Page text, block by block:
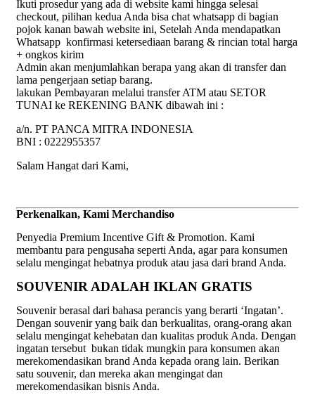
Ikuti prosedur yang ada di website kami hingga selesai
checkout, pilihan kedua Anda bisa chat whatsapp di bagian
pojok kanan bawah website ini, Setelah Anda mendapatkan
Whatsapp konfirmasi ketersediaan barang & rincian total harga
+ ongkos kirim
Admin akan menjumlahkan berapa yang akan di transfer dan
lama pengerjaan setiap barang.
lakukan Pembayaran melalui transfer ATM atau SETOR
TUNAI ke REKENING BANK dibawah ini :
a/n. PT PANCA MITRA INDONESIA
BNI : 0222955357
Salam Hangat dari Kami,
Perkenalkan, Kami Merchandiso
Penyedia Premium Incentive Gift & Promotion. Kami
membantu para pengusaha seperti Anda, agar para konsumen
selalu mengingat hebatnya produk atau jasa dari brand Anda.
SOUVENIR ADALAH IKLAN GRATIS
Souvenir berasal dari bahasa perancis yang berarti ‘Ingatan’.
Dengan souvenir yang baik dan berkualitas, orang-orang akan
selalu mengingat kehebatan dan kualitas produk Anda. Dengan
ingatan tersebut bukan tidak mungkin para konsumen akan
merekomendasikan brand Anda kepada orang lain. Berikan
satu souvenir, dan mereka akan mengingat dan
merekomendasikan bisnis Anda.